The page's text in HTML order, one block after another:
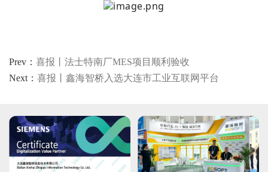
Prev： 喜报丨法士特南厂MES项目顺利验收
Next： 喜报丨鑫海智桥入选大连市工业互联网平台